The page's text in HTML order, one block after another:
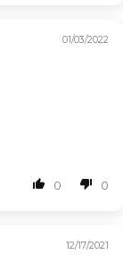
01/03/2022
0 0
12/17/2021